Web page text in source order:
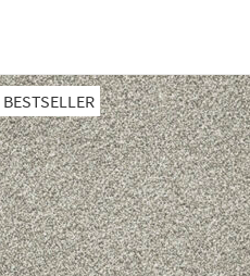
BESTSELLER